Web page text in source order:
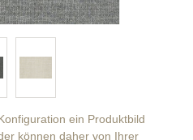
ein Produktbild
können daher von Ihrer